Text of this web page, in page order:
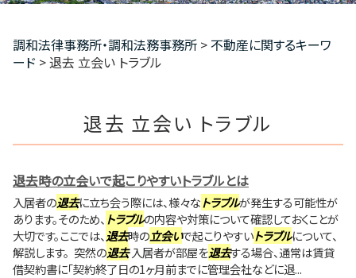
調和法律事務所・調和法務事務所 >不動産に関するキーワ
ード >退去 立会い トラブル
退去 立会い トラブル
退去時の立会いで起こりやすいトラブルとは
入居者の退去に立ち会う際には、様々なトラブルが発生する可能性が
あります。そのため、 トラブルの内容や対策について確認しておくことが
大切です。ここでは、退去時の立会いで起こりやすいトラブルについて、
解説します。 突然の退去入居者が部屋を退去する場合、通常は賃貸
借契約書に「契約終了日の1ヶ月前までに管理会社などに退...